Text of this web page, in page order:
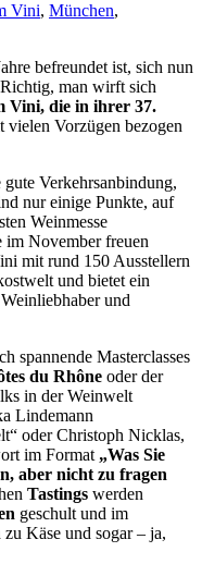
Vini, München,
befreundet ist, sich nun
Richtig, man wirft sich
Vini, die in ihrer 37.
vielen Vorzügen bezogen
Verkehrsanbindung,
nur einige Punkte, auf
Weinmesse
im November freuen
mit rund 150 Ausstellern
und bietet ein
und
spannende Masterclasses
du Rhône oder der
in der Weinwelt
Lindemann
oder Christoph Nicklas,
im Format „Was Sie
aber nicht zu fragen
Tastings werden
geschult und im
Käse und sogar – ja,